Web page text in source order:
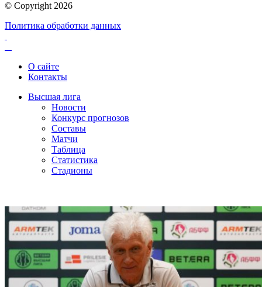
© Copyright 2026
Политика обработки данных
О сайте
Контакты
Высшая лига
Новости
Конкурс прогнозов
Составы
Матчи
Таблица
Статистика
Стадионы